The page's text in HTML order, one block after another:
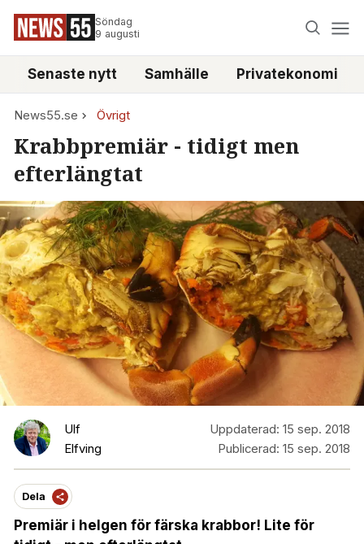
Söndag
9 augusti
Senaste nytt Samhälle Privatekonomi
News55.se Övrigt
Krabbpremiär - tidigt men
efterlängtat
Ulf
Elfving
Uppdaterad: 15 sep. 2018
Publicerad: 15 sep. 2018
Dela
Premiär i helgen för färska krabbor! Lite för